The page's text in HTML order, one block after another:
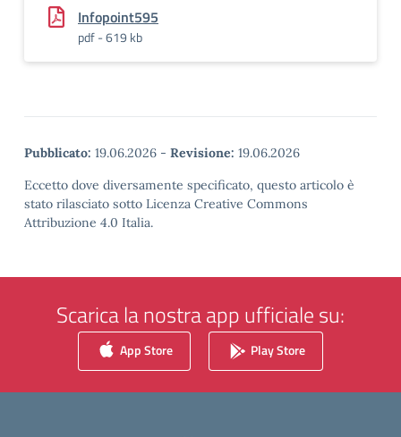
Infopoint595
pdf - 619 kb
Pubblicato: 19.06.2026 - Revisione: 19.06.2026
Eccetto dove diversamente specificato, questo articolo è
stato rilasciato sotto Licenza Creative Commons
Attribuzione 4.0 Italia.
Scarica la nostra app ufficiale su:
App Store Play Store